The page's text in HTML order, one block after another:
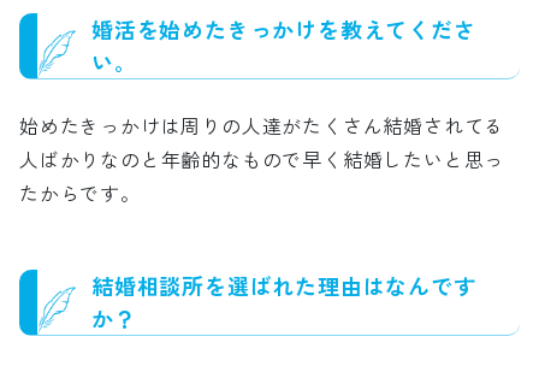
婚活を始めたきっかけを教えてくださ
い。
始めたきっかけは周りの人達がたくさん結婚されてる
人ばかりなのと年齢的なもので早く結婚したいと思っ
たからです。
結婚相談所を選ばれた理由はなんです
か？